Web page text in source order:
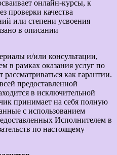
онлайн-курсы, к
проверки качества
или степени усвоения
в описании
и/или консультации,
в рамках оказания услуг по
как гарантии.
предоставленной
в исключительной
принимает на себя полную
с использованием
Исполнителем в
по настоящему